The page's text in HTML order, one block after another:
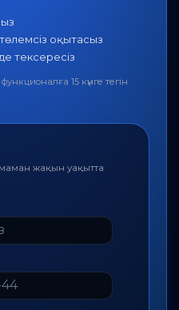
оқытасыз
тексересіз
15 күнге тегін
жақын уақытта